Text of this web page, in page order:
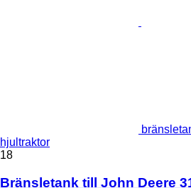
hjultraktor
18
Bränsletank till John Deere